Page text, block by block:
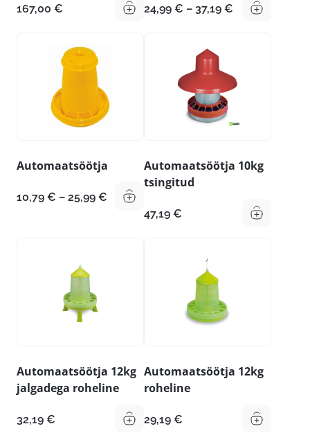
167,00 € 24,99 € – 37,19 €
Automaatsöötja
10,79 € – 25,99 € Hinnavahemik:
10,79 €
Automaatsöötja 10kg
tsingitud
47,19 €
Automaatsöötja 12kg
jalgadega roheline
32,19 €
Automaatsöötja 12kg
roheline
29,19 €